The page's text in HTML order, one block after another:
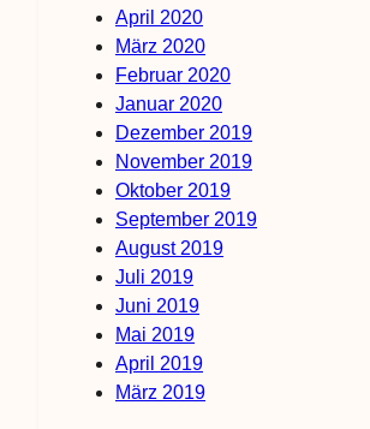
April 2020
März 2020
Februar 2020
Januar 2020
Dezember 2019
November 2019
Oktober 2019
September 2019
August 2019
Juli 2019
Juni 2019
Mai 2019
April 2019
März 2019